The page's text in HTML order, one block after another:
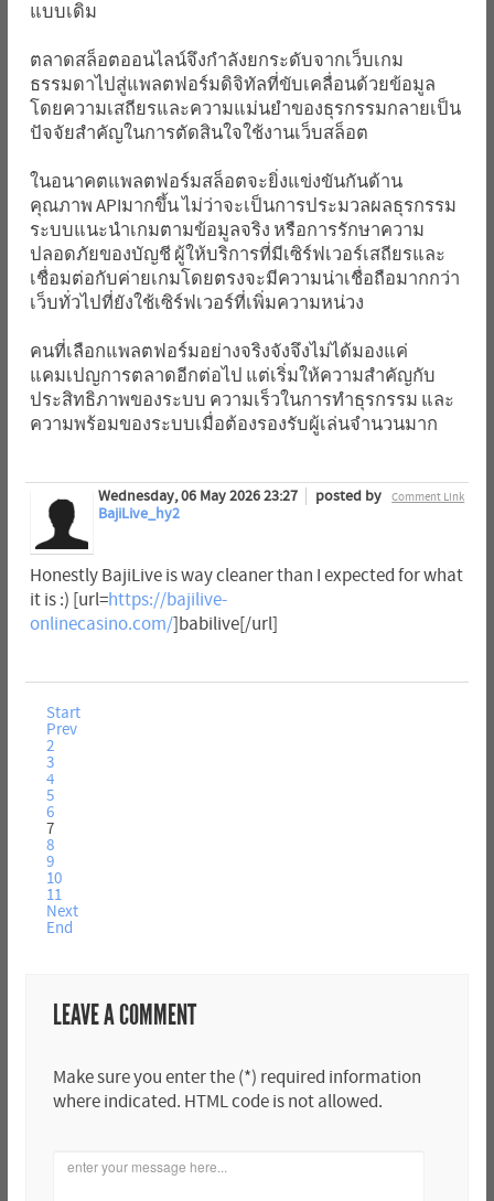
แบบเดิม
ตลาดสล็อตออนไลน์จึงกำลังยกระดับจากเว็บเกม
ธรรมดาไปสู่แพลตฟอร์มดิจิทัลที่ขับเคลื่อนด้วยข้อมูล
โดยความเสถียรและความแม่นยำของธุรกรรมกลายเป็น
ปัจจัยสำคัญในการตัดสินใจใช้งานเว็บสล็อต
ในอนาคตแพลตฟอร์มสล็อตจะยิ่งแข่งขันกันด้าน
คุณภาพ APIมากขึ้น ไม่ว่าจะเป็นการประมวลผลธุรกรรม
ระบบแนะนำเกมตามข้อมูลจริง หรือการรักษาความ
ปลอดภัยของบัญชี ผู้ให้บริการที่มีเซิร์ฟเวอร์เสถียรและ
เชื่อมต่อกับค่ายเกมโดยตรงจะมีความน่าเชื่อถือมากกว่า
เว็บทั่วไปที่ยังใช้เซิร์ฟเวอร์ที่เพิ่มความหน่วง
คนที่เลือกแพลตฟอร์มอย่างจริงจังจึงไม่ได้มองแค่
แคมเปญการตลาดอีกต่อไป แต่เริ่มให้ความสำคัญกับ
ประสิทธิภาพของระบบ ความเร็วในการทำธุรกรรม และ
ความพร้อมของระบบเมื่อต้องรองรับผู้เล่นจำนวนมาก
Comment Link
Wednesday, 06 May 2026 23:27
posted by
BajiLive_hy2
Honestly BajiLive is way cleaner than I expected for what
it is :) [url=https://bajilive-
onlinecasino.com/]babilive[/url]
Start
Prev
2
3
4
5
6
7
8
9
10
11
Next
End
LEAVE A COMMENT
Make sure you enter the (*) required information
where indicated. HTML code is not allowed.